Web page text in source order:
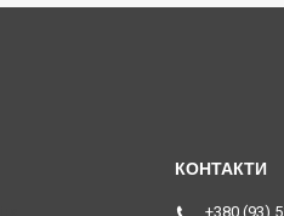
+380 (93)